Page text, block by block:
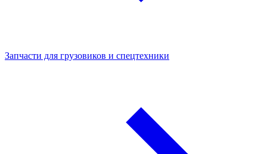
Запчасти для грузовиков и спецтехники